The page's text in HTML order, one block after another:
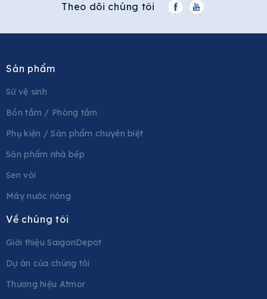
Theo dõi chúng tôi
Sản phẩm
Sứ vệ sinh
Bồn tắm / Phòng tắm
Phụ kiện / Sản phẩm chuyên biệt
Sản phẩm nhà bếp
Sen vòi
Máy nước nóng
Về chúng tôi
Giới thiệu SaigonDepot
Dự án của chúng tôi
Thương hiệu Atmor